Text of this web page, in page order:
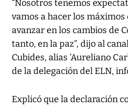
“Nosotros tenemos
vamos a hacer los
avanzar en los cambios de
tanto, en la paz”, dijo al
Cubides, alias 'Aureliano
de la delegación del ELN,
Explicó que la declaración